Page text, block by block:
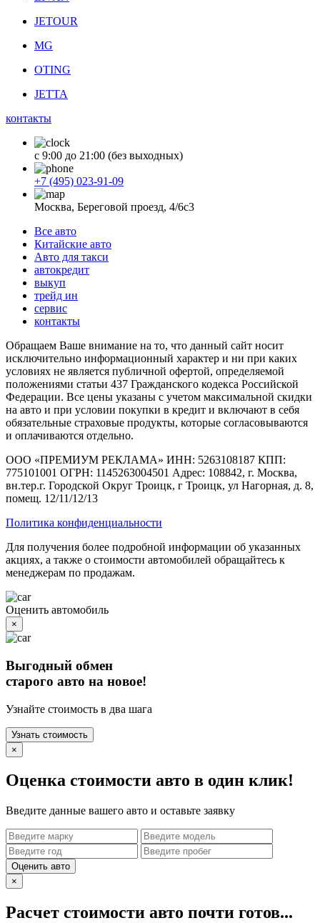
JETOUR
MG
OTING
JETTA
контакты
с 9:00 до 21:00 (без выходных)
+7 (495) 023-91-09
Москва, Береговой проезд, 4/6с3
Все авто
Китайские авто
Авто для такси
автокредит
выкуп
трейд ин
сервис
контакты
Обращаем Ваше внимание на то, что данный сайт носит
исключительно информационный характер и ни при каких
условиях не является публичной офертой, определяемой
положениями статьи 437 Гражданского кодекса Российской
Федерации. Все цены указаны с учетом максимальной скидки
на авто и при условии покупки в кредит и включают в себя
обязательные страховые продукты, которые согласовываются
и оплачиваются отдельно.
ООО «ПРЕМИУМ РЕКЛАМА» ИНН: 5263108187 КПП:
775101001 ОГРН: 1145263004501 Адрес: 108842, г. Москва,
вн.тер.г. Городской Округ Троицк, г Троицк, ул Нагорная, д. 8,
помещ. 12/11/12/13
Политика конфиденциальности
Для получения более подробной информации об указанных
акциях, а также о стоимости автомобилей обращайтесь к
менеджерам по продажам.
Оценить автомобиль
×
Выгодный обмен
старого авто на новое!
Узнайте стоимость в два шага
Узнать стоимость
×
Оценка стоимости авто в один клик!
Введите данные вашего авто и оставьте заявку
Оценить авто
×
Расчет стоимости авто почти готов...